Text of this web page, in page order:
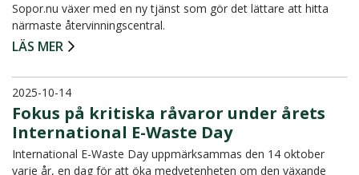
Sopor.nu växer med en ny tjänst som gör det lättare att hitta
närmaste återvinningscentral.
LÄS MER
2025-10-14
Fokus på kritiska råvaror under årets
International E-Waste Day
International E-Waste Day uppmärksammas den 14 oktober
varje år, en dag för att öka medvetenheten om den växande